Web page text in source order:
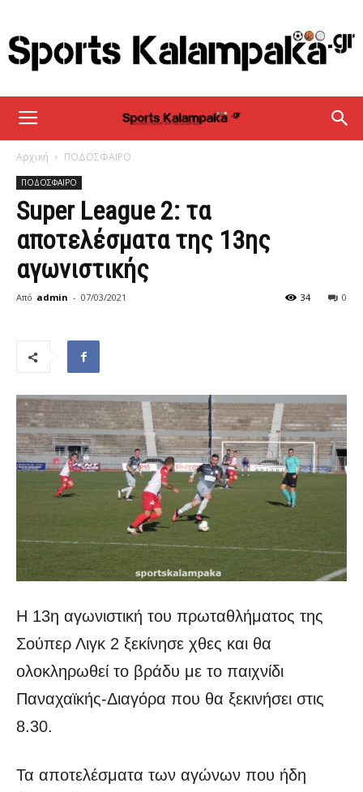
sportskalampaka
Αρχική ΠΟΔΟΣΦΑΙΡΟ
ΠΟΔΟΣΦΑΙΡΟ
Super League 2: τα
αποτελέσματα της 13ης
αγωνιστικής
Από admin - 07/03/2021 0
34
Η 13η αγωνιστική του πρωταθλήματος της
Σούπερ Λιγκ 2 ξεκίνησε χθες και θα
ολοκληρωθεί το βράδυ με το παιχνίδι
Παναχαϊκής-Διαγόρα που θα ξεκινήσει στις
8.30.
Τα αποτελέσματα των αγώνων που ήδη